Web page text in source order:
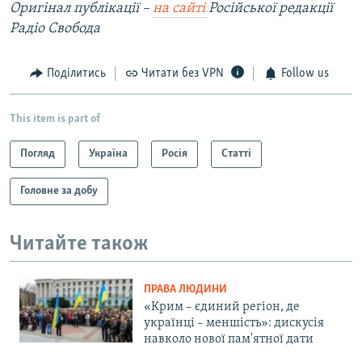
Оригінал публікації – на сайтіРосійської редакції
Радіо Свобода
Поділитись Читати без VPN Follow us
This item is part of
Погляд Україна Росія Статті
Головне за добу
Читайте також
ПРАВА ЛЮДИНИ
«Крим – єдиний регіон, де
українці – меншість»: дискусія
навколо нової пам'ятної дати